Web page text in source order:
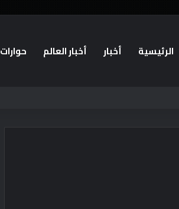
الرئيسية أخبار أخبار العالم حوارات